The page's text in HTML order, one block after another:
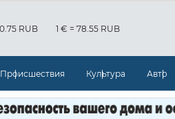
RUB 1 € = 78.55 RUB
Происшествия Культура Авто